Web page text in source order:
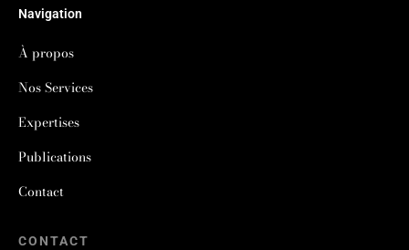
Navigation
À propos
Nos Services
Expertises
Publications
Contact
CONTACT